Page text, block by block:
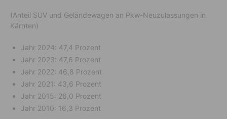
(Anteil SUV und Geländewagen an Pkw-Neuzulassungen in
Kärnten)
Jahr 2024: 47,4 Prozent
Jahr 2023: 47,6 Prozent
Jahr 2022: 46,8 Prozent
Jahr 2021: 43,6 Prozent
Jahr 2015: 26,0 Prozent
Jahr 2010: 16,3 Prozent